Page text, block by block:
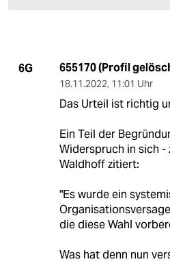
6G 655170 (Profil
18.11.2022, 11:01 Uhr
Das Urteil ist richtig
Ein Teil der
Widerspruch in sich -
Waldhoff zitiert:
"Es wurde ein
die diese Wahl
Was hat denn nun